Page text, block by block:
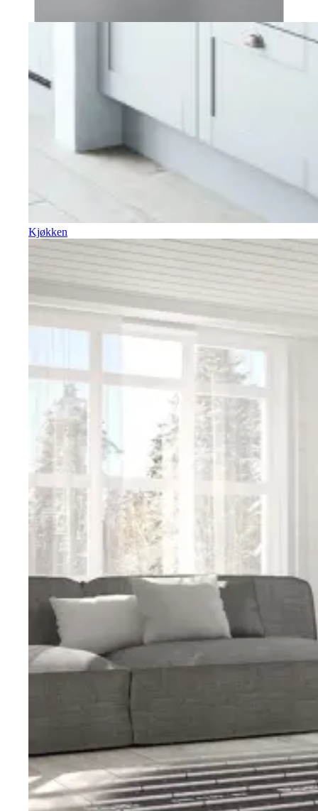
Kjøkken